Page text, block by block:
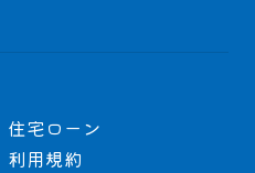
住宅ローン
利用規約